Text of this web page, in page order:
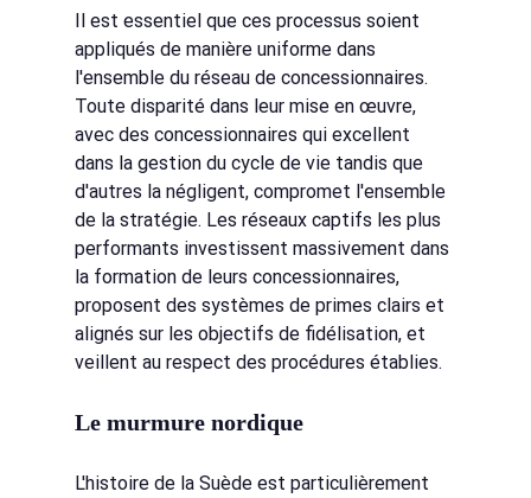
Il est essentiel que ces processus soient
appliqués de manière uniforme dans
l'ensemble du réseau de concessionnaires.
Toute disparité dans leur mise en œuvre,
avec des concessionnaires qui excellent
dans la gestion du cycle de vie tandis que
d'autres la négligent, compromet l'ensemble
de la stratégie. Les réseaux captifs les plus
performants investissent massivement dans
la formation de leurs concessionnaires,
proposent des systèmes de primes clairs et
alignés sur les objectifs de fidélisation, et
veillent au respect des procédures établies.
Le murmure nordique
L'histoire de la Suède est particulièrement